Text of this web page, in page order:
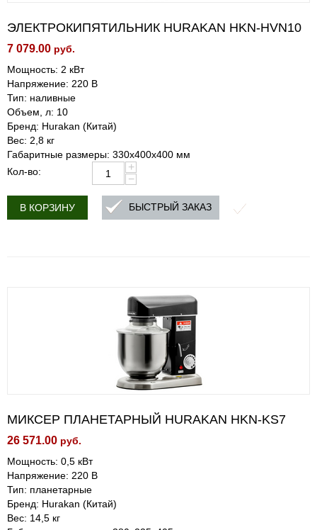
ЭЛЕКТРОКИПЯТИЛЬНИК HURAKAN HKN-HVN10
7 079.00 руб.
Мощность: 2 кВт
Напряжение: 220 В
Тип: наливные
Объем, л: 10
Бренд: Hurakan (Китай)
Вес: 2,8 кг
Габаритные размеры: 330х400х400 мм
Кол-во:
+
−
В КОРЗИНУ БЫСТРЫЙ ЗАКАЗ
МИКСЕР ПЛАНЕТАРНЫЙ HURAKAN HKN-KS7
26 571.00 руб.
Мощность: 0,5 кВт
Напряжение: 220 В
Тип: планетарные
Бренд: Hurakan (Китай)
Вес: 14,5 кг